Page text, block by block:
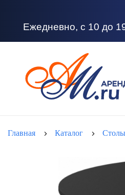
Ежедневно, с 10 до
Главная Каталог Столы